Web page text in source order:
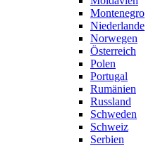
Montenegro
Niederlande
Norwegen
Österreich
Polen
Portugal
Rumänien
Russland
Schweden
Schweiz
Serbien